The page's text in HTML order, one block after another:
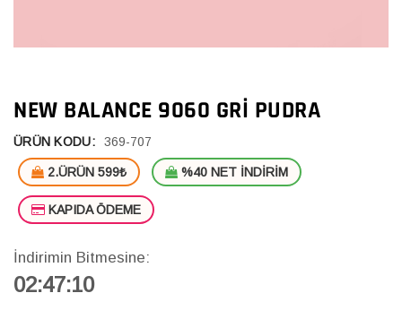
NEW BALANCE 9060 GRI PUDRA
ÜRÜN KODU: 369-707
2.ÜRÜN 599₺ %40 NET İNDİRİM
KAPIDA ÖDEME
İndirimin Bitmesine:
02:47:09